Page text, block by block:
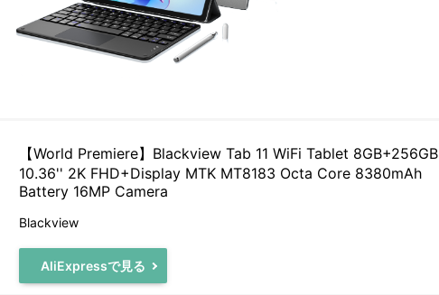
【World Premiere】Blackview Tab 11 WiFi Tablet 8GB+256GB
10.36'' 2K FHD+Display MTK MT8183 Octa Core 8380mAh
Battery 16MP Camera
Blackview
AliExpressで見る